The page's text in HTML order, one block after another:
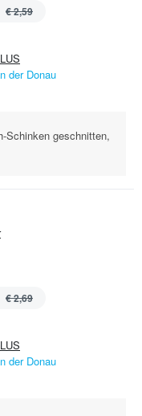
€ 2,59
der Donau
Schinken geschnitten,
€ 2,69
der Donau